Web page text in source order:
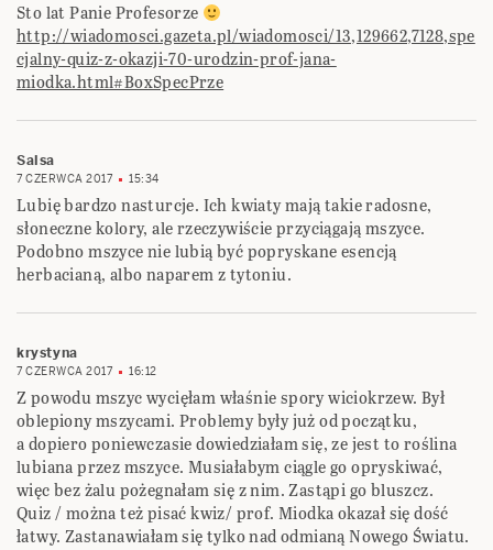
Sto lat Panie Profesorze
http://wiadomosci.gazeta.pl/wiadomosci/13,129662,7128,spe
cjalny-quiz-z-okazji-70-urodzin-prof-jana-
miodka.html#BoxSpecPrze
Salsa
7 CZERWCA 2017 15:34
Lubię bardzo nasturcje. Ich kwiaty mają takie radosne,
słoneczne kolory, ale rzeczywiście przyciągają mszyce.
Podobno mszyce nie lubią być popryskane esencją
herbacianą, albo naparem z tytoniu.
krystyna
7 CZERWCA 2017 16:12
Z powodu mszyc wycięłam właśnie spory wiciokrzew. Był
oblepiony mszycami. Problemy były już od początku,
a dopiero poniewczasie dowiedziałam się, ze jest to roślina
lubiana przez mszyce. Musiałabym ciągle go opryskiwać,
więc bez żalu pożegnałam się z nim. Zastąpi go bluszcz.
Quiz / można też pisać kwiz/ prof. Miodka okazał się dość
łatwy. Zastanawiałam się tylko nad odmianą Nowego Światu.